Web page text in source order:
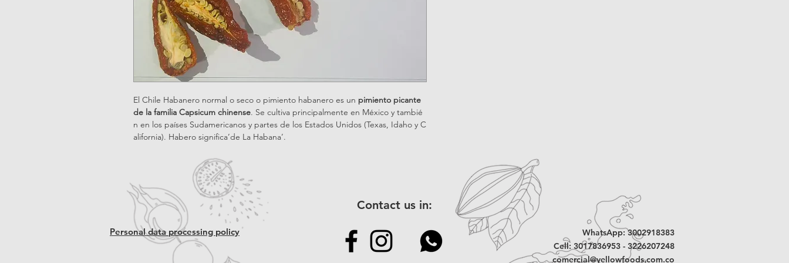
El Chile Habanero normal o seco o pimiento habanero es un pimiento picante
de la familia Capsicum chinense. Se cultiva principalmente en México y tambié
n en los países Sudamericanos y partes de los Estados Unidos (Texas, Idaho y C
alifornia). Habero significa’de La Habana’.
Personal data processing policy
Contact us in:
WhatsApp: 3002918383
Cell: 3017836953 - 3226207248
comercial@yellowfoods.com.co